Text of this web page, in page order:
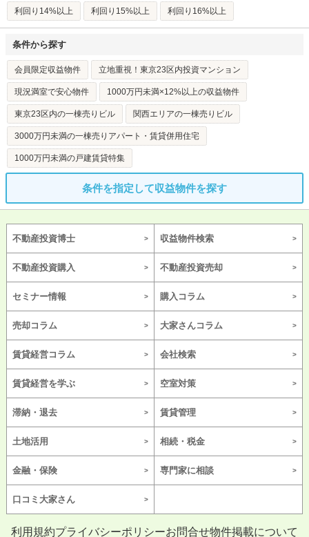
利回り14%以上 利回り15%以上 利回り16%以上
条件から探す
会員限定収益物件 立地重視！東京23区内投資マンション
現況満室で安心物件 1000万円未満×12%以上の収益物件
東京23区内の一棟売りビル 関西エリアの一棟売りビル
3000万円未満の一棟売りアパート・賃貸併用住宅
1000万円未満の戸建賃貸特集
条件を指定して収益物件を探す
不動産投資博士 収益物件検索
不動産投資購入 不動産投資売却
セミナー情報 購入コラム
売却コラム 大家さんコラム
賃貸経営コラム 会社検索
賃貸経営を学ぶ 空室対策
滞納・退去 賃貸管理
土地活用 相続・税金
金融・保険 専門家に相談
口コミ大家さん
利用規約プライバシーポリシーお問合せ物件掲載について